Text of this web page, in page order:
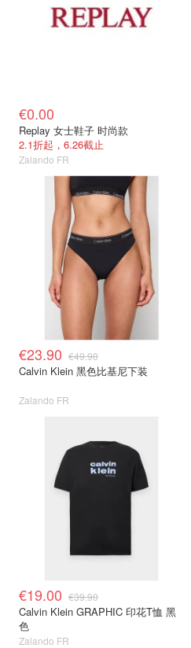
€0.00
Replay 女士鞋子 时尚款
2.1折起，6.26截止
Zalando FR
€23.90 €49.90
Calvin Klein 黑色比基尼下装
Zalando FR
€19.00 €39.90
Calvin Klein GRAPHIC 印花T恤 黑
色
Zalando FR